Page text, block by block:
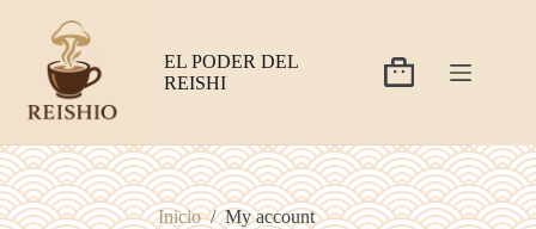
contenido
EL PODER DEL
REISHI
Carro
Inicio / My account